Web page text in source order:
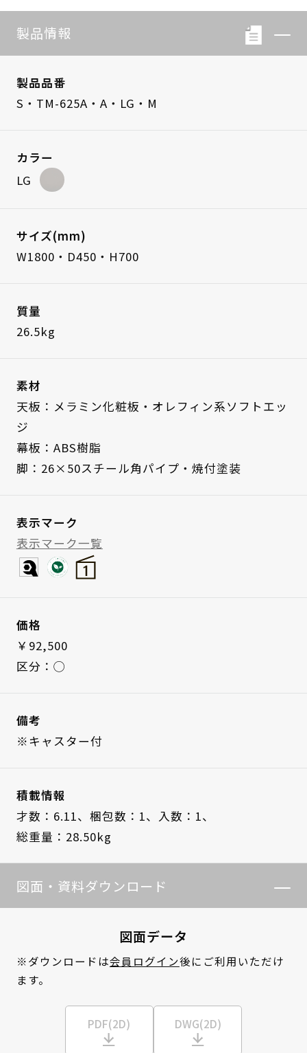
製品情報
製品品番
S・TM-625A・A・LG・M
カラー
LG
サイズ(mm)
W1800・D450・H700
質量
26.5kg
素材
天板：メラミン化粧板・オレフィン系ソフトエッ
ジ
幕板：ABS樹脂
脚：26×50スチール角パイプ・焼付塗装
表示マーク
表示マーク一覧
価格
￥92,500
区分：◯
備考
※キャスター付
積載情報
才数：6.11、 梱包数：1、
入数：1、
総重量：28.50kg
図面・資料ダウンロード
図面データ
※ダウンロードは会員ログイン後にご利用いただけ
ます。
PDF(2D) DWG(2D)